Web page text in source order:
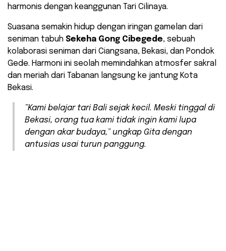
harmonis dengan keanggunan Tari Cilinaya.
​Suasana semakin hidup dengan iringan gamelan dari
seniman tabuh Sekeha Gong Cibegede, sebuah
kolaborasi seniman dari Ciangsana, Bekasi, dan Pondok
Gede. Harmoni ini seolah memindahkan atmosfer sakral
dan meriah dari Tabanan langsung ke jantung Kota
Bekasi.
​”Kami belajar tari Bali sejak kecil. Meski tinggal di
Bekasi, orang tua kami tidak ingin kami lupa
dengan akar budaya,” ungkap Gita dengan
antusias usai turun panggung.